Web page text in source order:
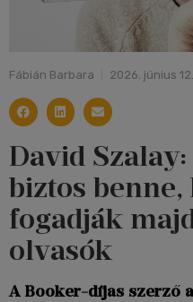
Fábián Barbara 2026. június 12.
David
biztos benne,
fogadják
olvasók
A Booker-díjas szerző